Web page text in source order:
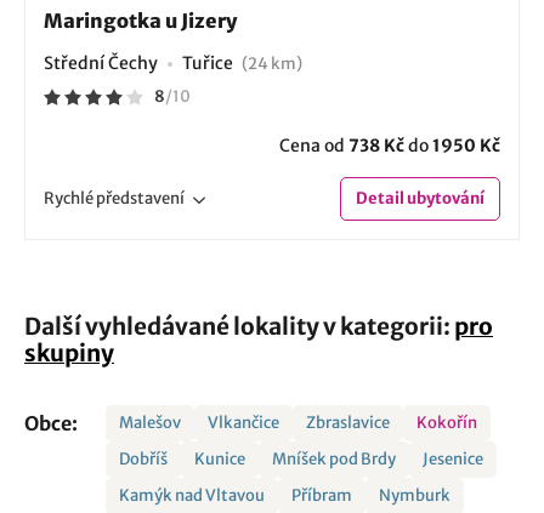
Maringotka u Jizery
Střední Čechy Tuřice (24 km)
8/10
Cena od 738 Kčdo1950 Kč
Rychlépředstavení Detailubytování
Další vyhledávané lokality v kategorii: pro
skupiny
Obce: Malešov Vlkančice Zbraslavice
Kokořín
Dobříš
Kunice Mníšek pod Brdy
Jesenice
Kamýk nad Vltavou
Příbram
Nymburk